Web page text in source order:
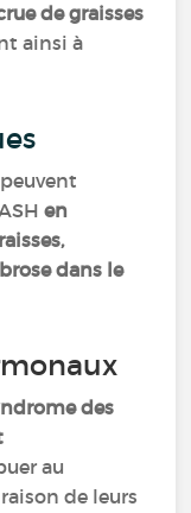
de graisses
ainsi à
peuvent
en
dans le
des
au
de leurs